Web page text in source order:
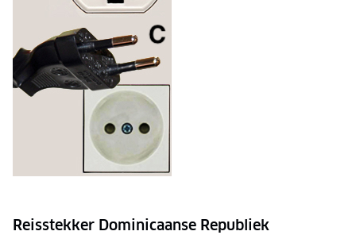
Reisstekker Dominicaanse Republiek